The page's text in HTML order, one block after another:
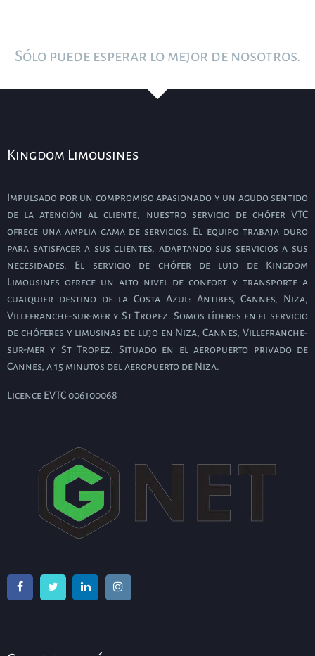
Sólo puede esperar lo mejor de nosotros.
Kingdom Limousines
Impulsado por un compromiso apasionado y un agudo sentido
de la atención al cliente, nuestro servicio de chófer VTC
ofrece una amplia gama de servicios. El equipo trabaja duro
para satisfacer a sus clientes, adaptando sus servicios a sus
necesidades. El servicio de chófer de lujo de Kingdom
Limousines ofrece un alto nivel de confort y transporte a
cualquier destino de la Costa Azul: Antibes, Cannes, Niza,
Villefranche-sur-mer y St Tropez. Somos líderes en el servicio
de chóferes y limusinas de lujo en Niza, Cannes, Villefranche-
sur-mer y St Tropez. Situado en el aeropuerto privado de
Cannes, a 15 minutos del aeropuerto de Niza.
Licence EVTC 006100068